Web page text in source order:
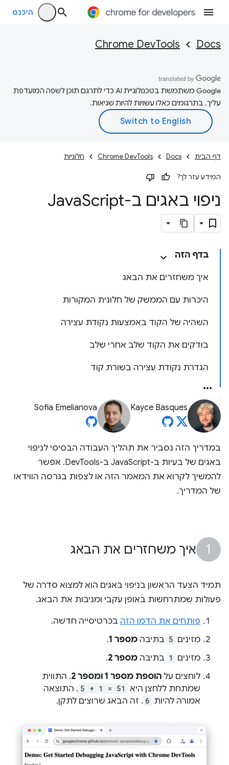
היכנס
Docs
Chrome DevTools
‫Google משתמשת בטכנולוגיית AI כדי לתרגם תוכן לשפה המועדפת
עליך. בתרגומים כאלו עשויות להיות שגיאות.
דף הבית Docs
Chrome DevTools חלוניות
המידע עזר לך?
ניפוי באגים ב-JavaScript
בדף הזה
איך משחזרים את הבאג
היכרות עם הממשק של חלונית המקורות
השהיה של הקוד באמצעות נקודת עצירה
בודקים את הקוד שלב אחרי שלב
הגדרת נקודת עצירה בשורת קוד
Kayce Basques
Sofia Emelianova
במדריך הזה נסביר את תהליך העבודה הבסיסי לניפוי
באגים של בעיות ב-JavaScript ב-DevTools. אפשר
להמשיך לקרוא את המאמר הזה או לצפות בגרסה הווידאו
של המדריך.
איך משחזרים את הבאג
תמיד הצעד הראשון בניפוי באגים הוא למצוא סדרה של
פעולות שמתרחשות באופן עקבי ומניבות את הבאג.
פותחים את הדמו הזה בכרטיסייה חדשה.
מזינים 5 בתיבה מספר 1 .
מזינים
1 בתיבה מספר 2
.
לוחצים על הוספת מספר 1 ומספר 2
. התווית
שמתחת ללחצן היא
5 + 1 = 51 . התוצאה
אמורה להיות 6 . זה הבאג שרוצים לתקן.